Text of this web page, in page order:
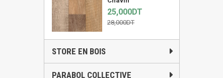
25,000DT
28,000DT
STORE EN BOIS
PARABOL COLLECTIVE